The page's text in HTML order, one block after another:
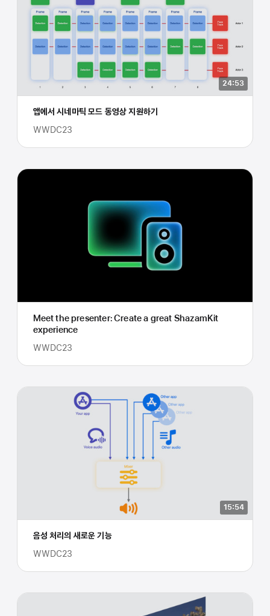
24:53
앱에서 시네마틱 모드 동영상 지원하기
WWDC23
Meet the presenter: Create a great ShazamKit
experience
WWDC23
15:54
음성 처리의 새로운 기능
WWDC23